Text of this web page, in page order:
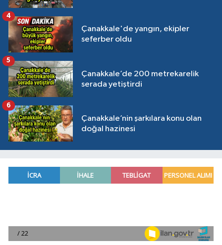
Çanakkale'de yangın, ekipler
seferber oldu
4
Çanakkale’de 200 metrekarelik
serada yetiştirdi
5
Çanakkale’nin şarkılara konu olan
doğal hazinesi
6